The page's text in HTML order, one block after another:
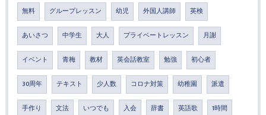
無料 グループレッスン 幼児 外国人講師 英検
あいさつ 中学生 大人 プライベートレッスン 月謝
イベント 青梅 教材 英会話教室 勉強 初心者
30周年 テキスト 少人数 コロナ対策 幼稚園 派遣
手作り 文法 いつでも 入会 辞書 英語歌 1時間